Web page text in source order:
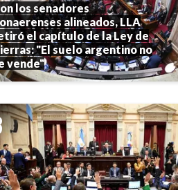
los senadores
alineados, LLA
el capítulo de la Ley de
"El suelo argentino no
vende"